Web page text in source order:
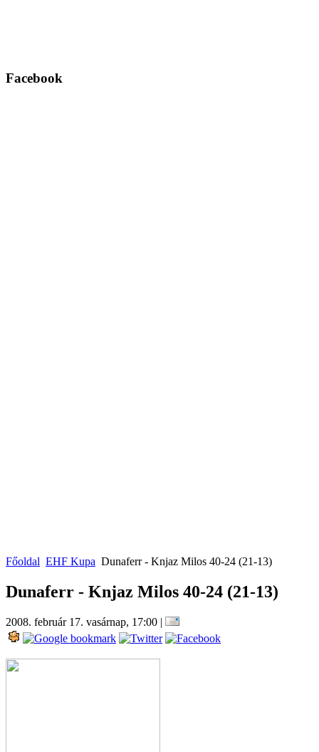
Facebook
Főoldal EHF Kupa Dunaferr - Knjaz Milos 40-24 (21-13)
Dunaferr - Knjaz Milos 40-24 (21-13)
2008. február 17. vasárnap, 17:00 |